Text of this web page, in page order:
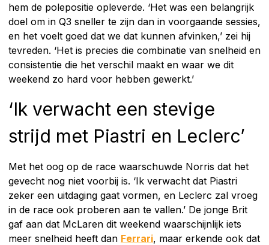
hem de polepositie opleverde. ‘Het was een belangrijk
doel om in Q3 sneller te zijn dan in voorgaande sessies,
en het voelt goed dat we dat kunnen afvinken,’ zei hij
tevreden. ‘Het is precies die combinatie van snelheid en
consistentie die het verschil maakt en waar we dit
weekend zo hard voor hebben gewerkt.’
‘Ik verwacht een stevige
strijd met Piastri en Leclerc’
Met het oog op de race waarschuwde Norris dat het
gevecht nog niet voorbij is. ‘Ik verwacht dat Piastri
zeker een uitdaging gaat vormen, en Leclerc zal vroeg
in de race ook proberen aan te vallen.’ De jonge Brit
gaf aan dat McLaren dit weekend waarschijnlijk iets
meer snelheid heeft dan Ferrari, maar erkende ook dat